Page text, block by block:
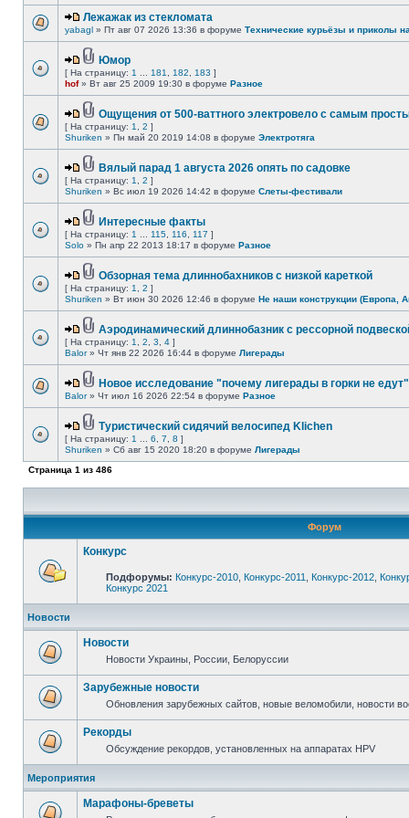
Лежажак из стекломата
yabagl » Пт авг 07 2026 13:36 в форуме Технические курьёзы и приколы
Юмор
[ На страницу: 1 181 182 183 ]
hof» Вт авг 25 2009 19:30 в форуме Разное
Ощущения от 500-ваттного электровело с самым
[ На страницу: 1 2 ]
Shuriken » Пн май 20 2019 14:08 в форуме Электротяга
Вялый парад 1 августа 2026 опять по садовке
[ На страницу: 1 2 ]
Shuriken » Вс июл 19 2026 14:42 в форуме Слеты-фестивали
Интересные факты
[ На страницу: 1 115 116 117 ]
Solo » Пн апр 22 2013 18:17 в форуме Разное
Обзорная тема длиннобахников с низкой кареткой
[ На страницу: 1 2 ]
Shuriken » Вт июн 30 2026 12:46 в форуме Не наши конструкции (Европа,
Аэродинамический длиннобазник с рессорной
[ На страницу: 1 2 3 4 ]
Balor» Чт янв 22 2026 16:44 в форуме Лигерады
Новое исследование "почему лигерады в горки не
Balor» Чт июл 16 2026 22:54 в форуме Разное
Туристический сидячий велосипед Klichen
[ На страницу: 1 6 7 8 ]
Shuriken » Сб авг 15 2020 18:20 в форуме Лигерады
Страница 1 из 486
Форум
Конкурс
Подфорумы: Конкурс-2010 Конкурс-2011 Конкурс-2012
Конкурс 2021
Новости
Новости
Новости Украины, России, Белоруссии
Зарубежные новости
Обновления зарубежных сайтов, новые веломобили, новости
Рекорды
Обсуждение рекордов, установленных на аппаратах HPV
Мероприятия
Марафоны-бреветы